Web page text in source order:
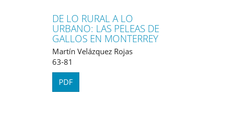
DE LO RURAL A LO
URBANO: LAS PELEAS DE
GALLOS EN MONTERREY
Martín Velázquez Rojas
63-81
PDF